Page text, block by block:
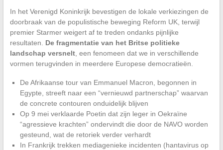
In het Verenigd Koninkrijk bevestigen de lokale verkiezingen de
doorbraak van de populistische beweging Reform UK, terwijl
premier Starmer weigert af te treden ondanks pijnlijke
resultaten. De fragmentatie van het Britse politieke
landschap versnelt, een fenomeen dat we in verschillende
vormen terugvinden in meerdere Europese democratieën.
De Afrikaanse tour van Emmanuel Macron, begonnen in
Egypte, streeft naar een “vernieuwd partnerschap” waarvan
de concrete contouren onduidelijk blijven
Op 9 mei verklaarde Poetin dat zijn leger in Oekraïne
“agressieve krachten” ondervindt die door de NAVO worden
gesteund, wat de retoriek verder verhardt
In Frankrijk trekken mediagenieke incidenten (hantavirus op